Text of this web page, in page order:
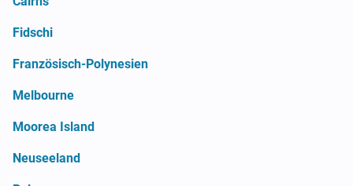
Fidschi
Französisch-Polynesien
Melbourne
Moorea Island
Neuseeland